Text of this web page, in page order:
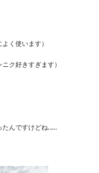
く使います）
ク好きすぎます）
たんですけどね……